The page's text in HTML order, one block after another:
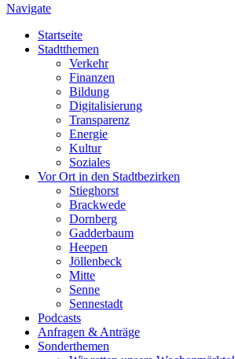
Navigate
Startseite
Stadtthemen
Verkehr
Finanzen
Bildung
Digitalisierung
Transparenz
Energie
Kultur
Soziales
Vor Ort in den Stadtbezirken
Stieghorst
Brackwede
Dornberg
Gadderbaum
Heepen
Jöllenbeck
Mitte
Senne
Sennestadt
Podcasts
Anfragen & Anträge
Sonderthemen